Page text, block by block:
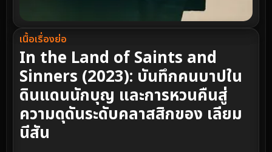
เนื้อเรื่องย่อ
In the Land of Saints and
Sinners (2023): บันทึกคนบาปใน
ดินแดนนักบุญ และการหวนคืนสู่
ความดุดันระดับคลาสสิกของ เลียม
นีสัน